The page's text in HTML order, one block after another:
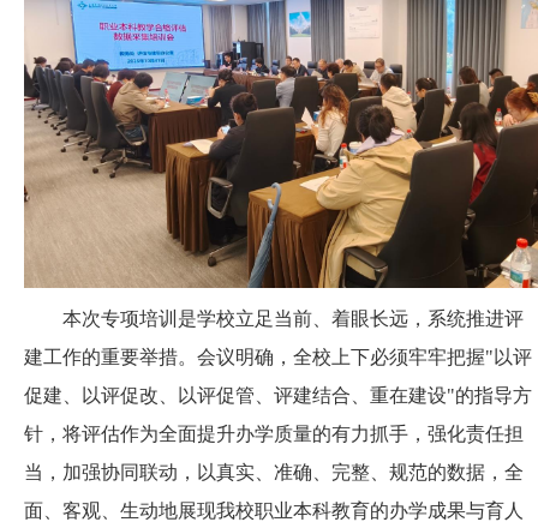
本次专项培训是学校立足当前、着眼长远，系统推进评
建工作的重要举措。会议明确，全校上下必须牢牢把握"以评
促建、以评促改、以评促管、评建结合、重在建设"的指导方
针，将评估作为全面提升办学质量的有力抓手，强化责任担
当，加强协同联动，以真实、准确、完整、规范的数据，全
面、客观、生动地展现我校职业本科教育的办学成果与育人